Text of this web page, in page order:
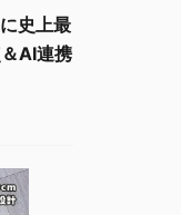
史上最
AI連携